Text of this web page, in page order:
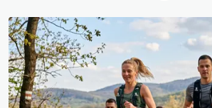
e
n
t